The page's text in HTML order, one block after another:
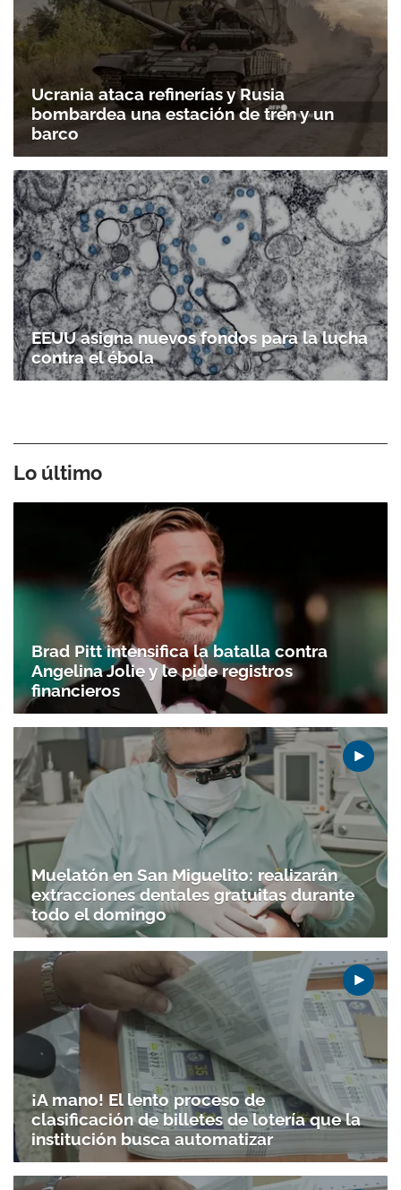
Ucrania ataca refinerías y Rusia
bombardea una estación de tren y un
barco
EEUU asigna nuevos fondos para la lucha
contra el ébola
Lo último
Brad Pitt intensifica la batalla contra
Angelina Jolie y le pide registros
financieros
Muelatón en San Miguelito: realizarán
extracciones dentales gratuitas durante
todo el domingo
¡A mano! El lento proceso de
clasificación de billetes de lotería que la
institución busca automatizar